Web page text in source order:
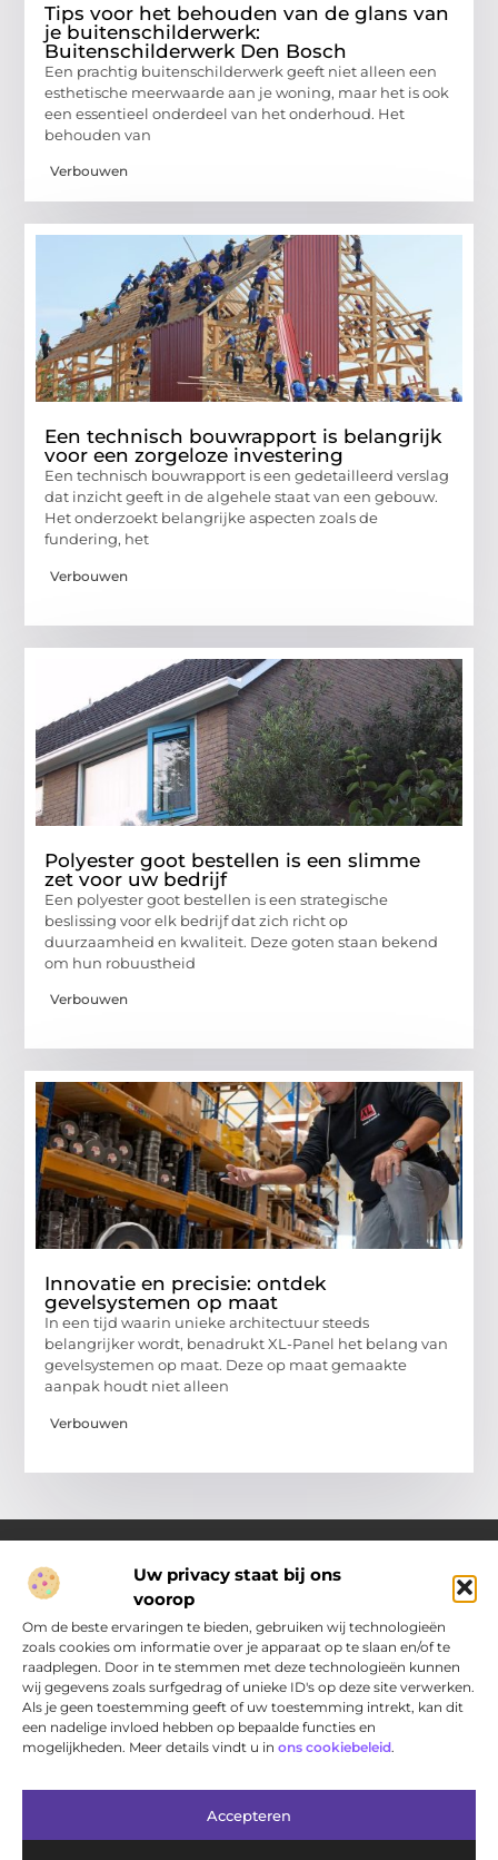
Uw privacy staat bij ons
voorop
Om de beste ervaringen te bieden, gebruiken wij technologieën
zoals cookies om informatie over je apparaat op te slaan en/of te
raadplegen. Door in te stemmen met deze technologieën kunnen
wij gegevens zoals surfgedrag of unieke ID's op deze site verwerken.
Als je geen toestemming geeft of uw toestemming intrekt, kan dit
een nadelige invloed hebben op bepaalde functies en
mogelijkheden. Meer details vindt u in ons cookiebeleid.
Accepteren
Tips voor het behouden van de glans van
je buitenschilderwerk:
Buitenschilderwerk Den Bosch
Een prachtig buitenschilderwerk geeft niet alleen een
esthetische meerwaarde aan je woning, maar het is ook
een essentieel onderdeel van het onderhoud. Het
behouden van
Verbouwen
Een technisch bouwrapport is belangrijk
voor een zorgeloze investering
Een technisch bouwrapport is een gedetailleerd verslag
dat inzicht geeft in de algehele staat van een gebouw.
Het onderzoekt belangrijke aspecten zoals de
fundering, het
Verbouwen
Polyester goot bestellen is een slimme
zet voor uw bedrijf
Een polyester goot bestellen is een strategische
beslissing voor elk bedrijf dat zich richt op
duurzaamheid en kwaliteit. Deze goten staan bekend
om hun robuustheid
Verbouwen
Innovatie en precisie: ontdek
gevelsystemen op maat
In een tijd waarin unieke architectuur steeds
belangrijker wordt, benadrukt XL-Panel het belang van
gevelsystemen op maat. Deze op maat gemaakte
aanpak houdt niet alleen
Verbouwen
Over Pakhuisdelft.nl
Jouw bron voor dagelijkse inspiratie en praktische ideeën
Bij PakhuisDelft.nl vind je een gevarieerd aanbod aan artikelen
en blogs die je helpen om jouw dag nét wat leuker, slimmer en
eenvoudiger te maken.
Main Links
Bericht categorie